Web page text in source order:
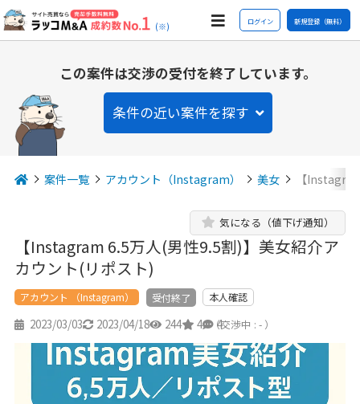
(※) ログイン 新規登録（無料）
この案件は交渉の受付を終了しています。
条件の近い案件を探す
案件一覧 アカウント（Instagram） 美女 【
【Instagram 6.5万人(男性9.5割)】美女紹介ア
カウント(リポスト)
気になる（値下げ通知）
アカウント （Instagram） 受付終了 本人確認
2023/03/03 2023/04/18 244 4 4
（交渉中 : - ）